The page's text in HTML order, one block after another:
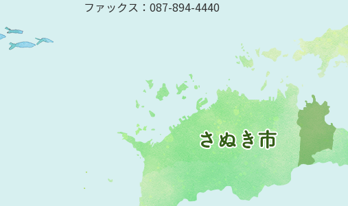
ファックス：087-894-4440